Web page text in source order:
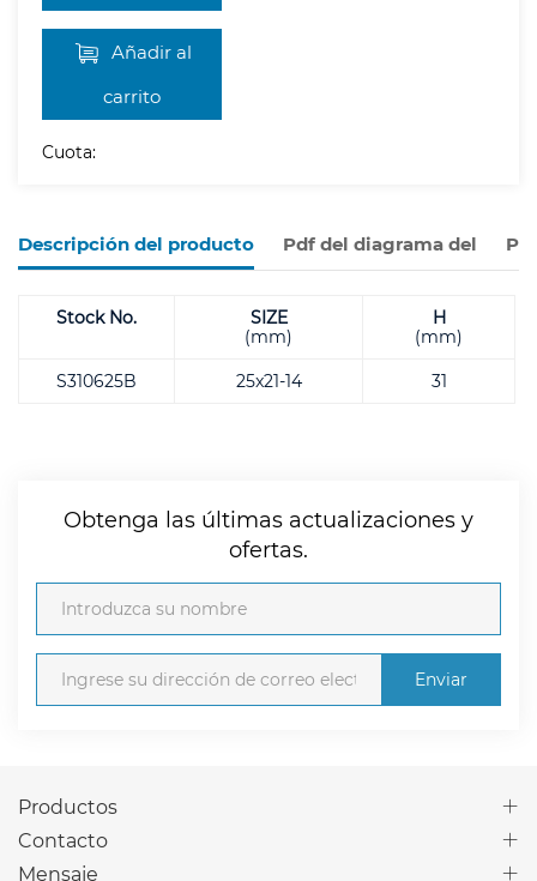
Añadir al
carrito
Cuota:
Descripción del producto Pdf del diagrama del
Stock No.
SIZE
(mm)
H
(mm)
S310625B
25x21-14 31
Obtenga las últimas actualizaciones y
ofertas.
Enviar
Productos
Contacto
Mensaje